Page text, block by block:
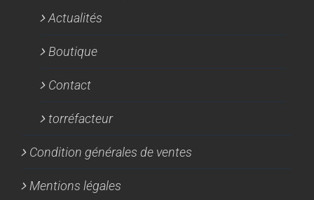
Actualités
Boutique
Contact
torréfacteur
Condition générales de ventes
Mentions légales